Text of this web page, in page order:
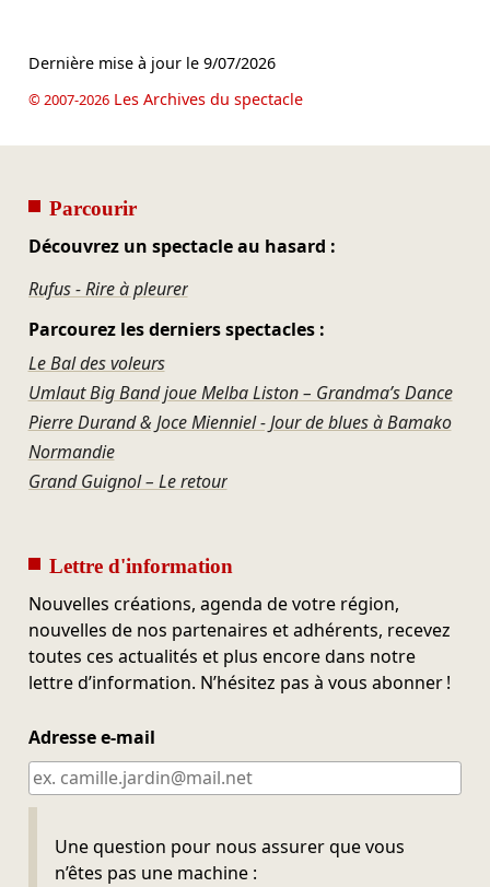
Dernière mise à jour le 9/07/2026
© 2007-2026Les Archives du spectacle
Parcourir
Découvrez un spectacle au hasard :
Rufus - Rire à pleurer
Parcourez les derniers spectacles :
Le Bal des voleurs
Umlaut Big Band joue Melba Liston – Grandma’s Dance
Pierre Durand & Joce Mienniel - Jour de blues à Bamako
Normandie
Grand Guignol – Le retour
Lettre d'information
Nouvelles créations, agenda de votre région,
nouvelles de nos partenaires et adhérents, recevez
toutes ces actualités et plus encore dans notre
lettre d’information. N’hésitez pas à vous abonner !
Adresse e-mail
Une question pour nous assurer que vous
n’êtes pas une machine :
Ne pas remplir